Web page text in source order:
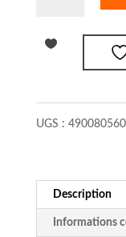
Bulb
UGS : 490080560
Description
Informations